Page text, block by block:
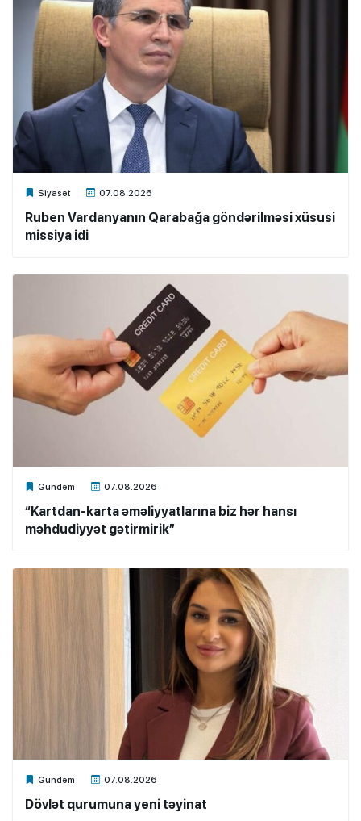
Siyasət 07.08.2026
Xalq.Online
Ruben Vardanyanın Qarabağa göndərilməsi xüsusi
missiya idi
Gündəm 07.08.2026
Xalq.Online
“Kartdan-karta əməliyyatlarına biz hər hansı
məhdudiyyət gətirmirik”
Gündəm 07.08.2026
Xalq.Online
Dövlət qurumuna yeni təyinat